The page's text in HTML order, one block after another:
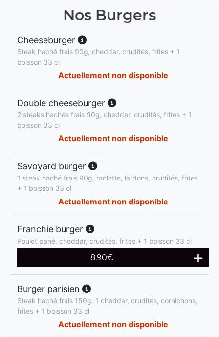
Nos Burgers
Cheeseburger
Steak haché frais 90g, cheddar, crudités, frites + 1
boisson 33 cl
Actuellement non disponible
Double cheeseburger
2 steaks hachés frais 90g, cheddar, crudités, frites + 1
boisson 33 cl
Actuellement non disponible
Savoyard burger
1 steak haché frais 90g, raclette, lardons, crudités, frites
+ 1 boisson 33 cl
Actuellement non disponible
Franchie burger
Poulet pané, cheddar, crudités, frites + 1 boisson 33 cl
8.90€
Burger parisien
Steak haché frais 150g, 1 cheddar, crudités, cornichons,
frites + 1 boisson 33 cl
Actuellement non disponible